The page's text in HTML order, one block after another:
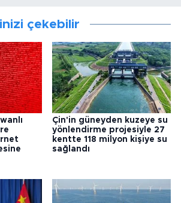
çekebilir
Çin'in güneyden kuzeye su
yönlendirme projesiyle 27
kentte 118 milyon kişiye su
sağlandı